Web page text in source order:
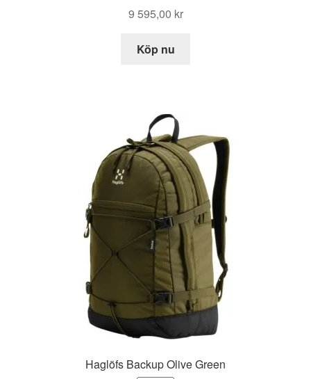
9 595,00 kr
Köp nu
Haglöfs Backup Olive Green